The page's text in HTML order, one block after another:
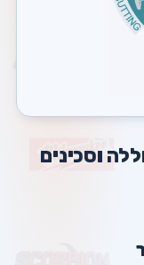
וסכינים